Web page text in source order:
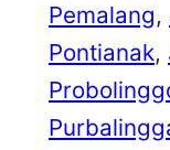
Pemalang,
Pontianak,